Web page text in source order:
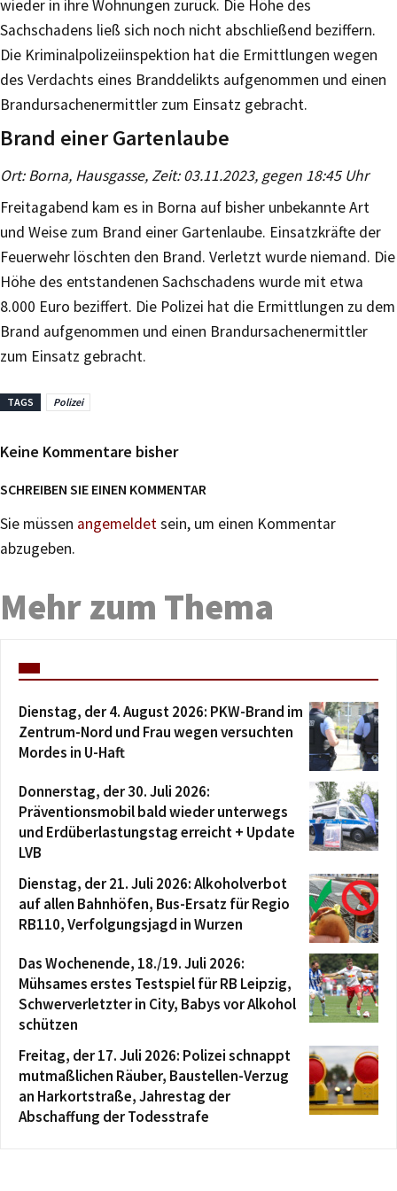
wieder in ihre Wohnungen zurück. Die Höhe des
Sachschadens ließ sich noch nicht abschließend beziffern.
Die Kriminalpolizeiinspektion hat die Ermittlungen wegen
des Verdachts eines Branddelikts aufgenommen und einen
Brandursachenermittler zum Einsatz gebracht.
Brand einer Gartenlaube
Ort: Borna, Hausgasse, Zeit: 03.11.2023, gegen 18:45 Uhr
Freitagabend kam es in Borna auf bisher unbekannte Art
und Weise zum Brand einer Gartenlaube. Einsatzkräfte der
Feuerwehr löschten den Brand. Verletzt wurde niemand. Die
Höhe des entstandenen Sachschadens wurde mit etwa
8.000 Euro beziffert. Die Polizei hat die Ermittlungen zu dem
Brand aufgenommen und einen Brandursachenermittler
zum Einsatz gebracht.
TAGS Polizei
Keine Kommentare bisher
SCHREIBEN SIE EINEN KOMMENTAR
Sie müssen angemeldetsein, um einen Kommentar
abzugeben.
Mehr zum Thema
Dienstag, der 4. August 2026: PKW-Brand im
Zentrum-Nord und Frau wegen versuchten
Mordes in U-Haft
Donnerstag, der 30. Juli 2026:
Präventionsmobil bald wieder unterwegs
und Erdüberlastungstag erreicht + Update
LVB
Dienstag, der 21. Juli 2026: Alkoholverbot
auf allen Bahnhöfen, Bus-Ersatz für Regio
RB110, Verfolgungsjagd in Wurzen
Das Wochenende, 18./19. Juli 2026:
Mühsames erstes Testspiel für RB Leipzig,
Schwerverletzter in City, Babys vor Alkohol
schützen
Freitag, der 17. Juli 2026: Polizei schnappt
mutmaßlichen Räuber, Baustellen-Verzug
an Harkortstraße, Jahrestag der
Abschaffung der Todesstrafe